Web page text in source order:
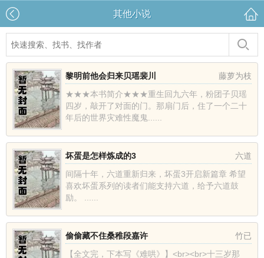
其他小说
藤萝为枝
黎明前他会归来贝瑶裴川
★★★本书简介★★★重生回九六年，粉团子贝瑶
四岁，敲开了对面的门。那扇门后，住了一个二十
年后的世界灾难性魔鬼......
六道
坏蛋是怎样炼成的3
间隔十年，六道重新归来，坏蛋3开启新篇章 希望
喜欢坏蛋系列的读者们能支持六道，给予六道鼓
励。 ......
竹已
偷偷藏不住桑稚段嘉许
【全文完，下本写《难哄》】<br><br>十三岁那